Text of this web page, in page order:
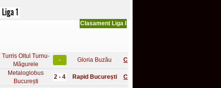
Clasament Liga I
Turris Oltul Turnu-
Măgurele
- Gloria Buzău C
Metaloglobus
București
2 - 4 Rapid București C